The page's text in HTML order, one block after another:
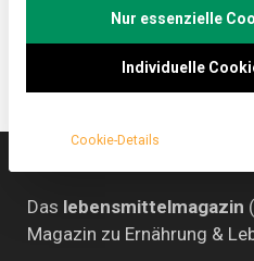
Das lebensmittelmagazin
Magazin zu Ernährung &
Nur essenzielle
Individuelle
Cookie-Details